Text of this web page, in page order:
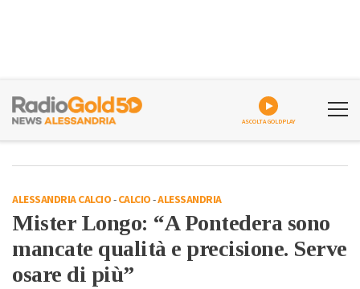
ASCOLTA GOLDPLAY
ALESSANDRIA CALCIO-CALCIO-ALESSANDRIA
Mister Longo: “A Pontedera sono
mancate qualità e precisione. Serve
osare di più”